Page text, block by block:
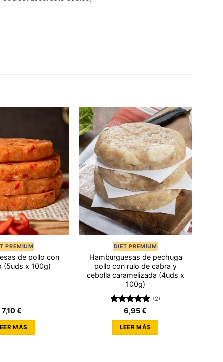
PREMIUM
de pollo con
(5uds x 100g)
7,10€
MÁS
DIET PREMIUM
Hamburguesas de pechuga
pollo con rulo de cabra y
cebolla caramelizada (4uds x
100g)
Valorado
con5.00
de 5
(2)
6,95€
LEER MÁS